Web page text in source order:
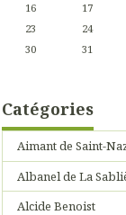
16
17
23
24
30
31
Catégories
Aimant de Saint-
Albanel de La
Alcide Benoist